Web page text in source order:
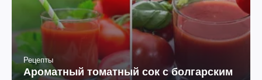
Рецепты
Ароматный томатный сок с болгарским